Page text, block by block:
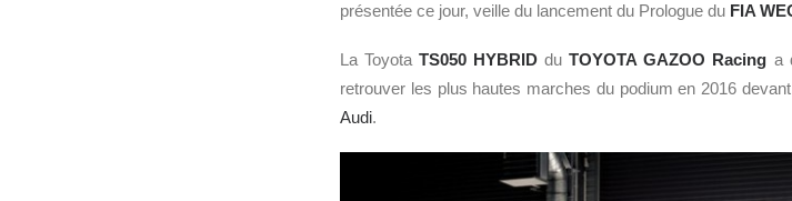
présentée ce jour, veille du lancement du Prologue du FIA
La ToyotaTS050 HYBRID duTOYOTA GAZOO Racing a
retrouver les plus hautes marches du podium en 2016
Audi.